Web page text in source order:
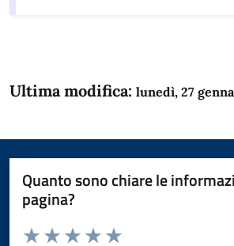
Ultima modifica: lunedì, 27
Quanto sono chiare le
pagina?
Domanda
Valuta da 1 a 5 stelle la pagina